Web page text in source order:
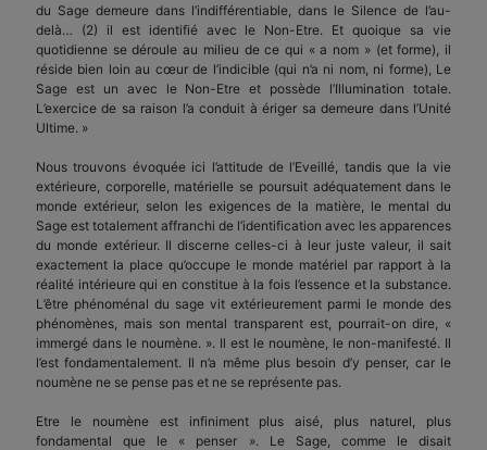
du Sage demeure dans l’indifférentiable, dans le Silence de l’au-
delà… (2) il est identifié avec le Non-Etre. Et quoique sa vie
quotidienne se déroule au milieu de ce qui « a nom » (et forme), il
réside bien loin au cœur de l’indicible (qui n’a ni nom, ni forme), Le
Sage est un avec le Non-Etre et possède l’Illumination totale.
L’exercice de sa raison l’a conduit à ériger sa demeure dans l’Unité
Ultime. »
Nous trouvons évoquée ici l’attitude de l’Eveillé, tandis que la vie
extérieure, corporelle, matérielle se poursuit adéquatement dans le
monde extérieur, selon les exigences de la matière, le mental du
Sage est totalement affranchi de l’identification avec les apparences
du monde extérieur. Il discerne celles-ci à leur juste valeur, il sait
exactement la place qu’occupe le monde matériel par rapport à la
réalité intérieure qui en constitue à la fois l’essence et la substance.
L’être phénoménal du sage vit extérieurement parmi le monde des
phénomènes, mais son mental transparent est, pourrait-on dire, «
immergé dans le noumène. ». Il est le noumène, le non-manifesté. Il
l’est fondamentalement. Il n’a même plus besoin d’y penser, car le
noumène ne se pense pas et ne se représente pas.
Etre le noumène est infiniment plus aisé, plus naturel, plus
fondamental que le « penser ». Le Sage, comme le disait